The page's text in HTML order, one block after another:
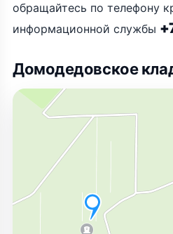
обращайтесь по телефону
информационной службы
Домодедовское